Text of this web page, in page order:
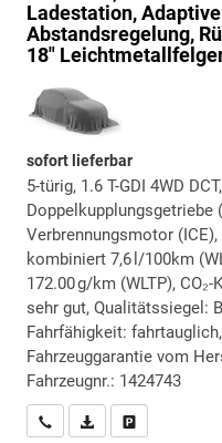
Ladestation,
Abstandsregelung,
18"
sofort lieferbar
5-türig, 1.6 T-GDI 4WD
Doppelkupplungsgetriebe
Verbrennungsmotor
kombiniert 7,6 l/100km
172.00 g/km (WLTP),
sehr gut, Qualitätssiegel:
Fahrfähigkeit:
Fahrzeuggarantie vom
Fahrzeugnr.: 1424743
Wir rufen Sie an
PDF-Datei,